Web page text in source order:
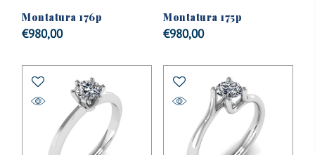
Montatura 176p
€980,00
Montatura 175p
€980,00